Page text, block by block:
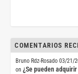
COMENTARIOS
Bruno Rdz-Rosado 03/21/
on¿Se pueden